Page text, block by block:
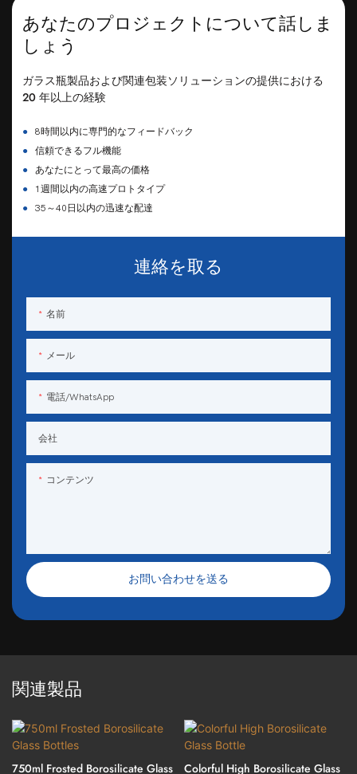
あなたのプロジェクトについて話しま
しょう
ガラス瓶製品および関連包装ソリューションの提供における
20 年以上の経験
●
8時間以内に専門的なフィードバック
●
信頼できるフル機能
●
あなたにとって最高の価格
●
1週間以内の高速プロトタイプ
●
35～40日以内の迅速な配達
連絡を取る
名前
メール
電話/WhatsApp
会社
コンテンツ
お問い合わせを送る
関連製品
750ml Frosted Borosilicate Glass Colorful High Borosilicate Glass